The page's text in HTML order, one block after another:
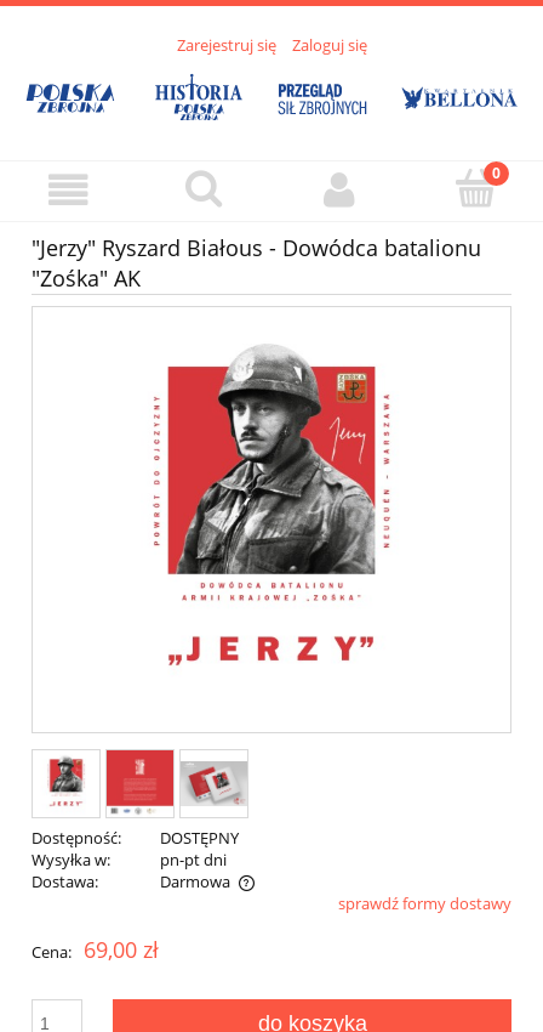
Zarejestruj się Zaloguj się
"Jerzy" Ryszard Białous - Dowódca batalionu
"Zośka" AK
Dostępność:
DOSTĘPNY
Wysyłka w:
pn-pt dni
Dostawa:
Darmowa
Cena nie zawiera ewentualnych kosztów płatnościsprawdź formy dostawy
Cena: 69,00 zł
do koszyka